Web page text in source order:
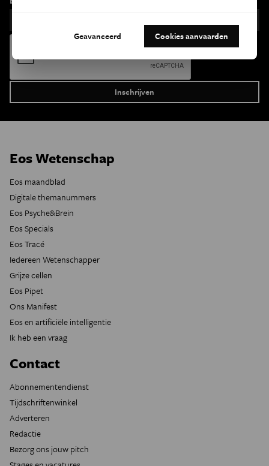
Eos Wetenschap
Eos maandblad
Digitale themanummers
Eos Psyche&Brein
Eos Specials
Eos Tracé
Iedereen Wetenschapper
Grijze cellen
Eos Pipet
Ons Manifest
Eos en artificiële intelligentie
Ik heb een vraag
Contact
Abonnementendienst
Tijdschriftenwinkel
Adverteren
Redactie
Bezorg ons jouw pitch
Geavanceerd Cookies aanvaarden